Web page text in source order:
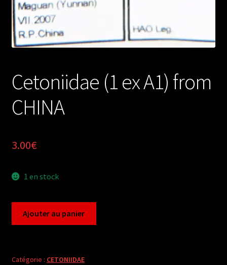
Cetoniidae (1 ex A1) from
CHINA
3.00€
1 en stock
ex
Ajouter au panier
Catégorie : CETONIIDAE